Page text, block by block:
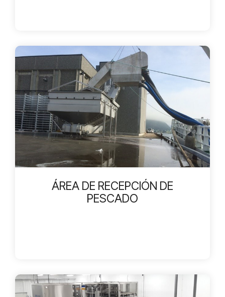
ÁREA DE RECEPCIÓN DE
PESCADO